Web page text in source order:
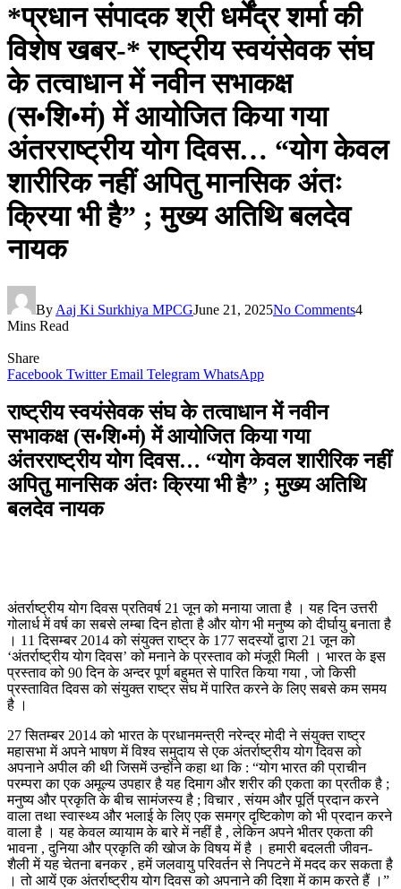
*प्रधान संपादक श्री धर्मेंद्र शर्मा की
विशेष खबर-* राष्ट्रीय स्वयंसेवक संघ
के तत्वाधान में नवीन सभाकक्ष
(स•शि•मं) में आयोजित किया गया
अंतरराष्ट्रीय योग दिवस… “योग केवल
शारीरिक नहीं अपितु मानसिक अंतः
क्रिया भी है” ; मुख्य अतिथि बलदेव
नायक
By Aaj Ki Surkhiya MPCGJune 21, 2025No Comments4
Mins Read
Share
Facebook Twitter Email Telegram WhatsApp
राष्ट्रीय स्वयंसेवक संघ के तत्वाधान में नवीन
सभाकक्ष (स•शि•मं) में आयोजित किया गया
अंतरराष्ट्रीय योग दिवस… “योग केवल शारीरिक नहीं
अपितु मानसिक अंतः क्रिया भी है” ; मुख्य अतिथि
बलदेव नायक
अंतर्राष्ट्रीय योग दिवस प्रतिवर्ष 21 जून को मनाया जाता है । यह दिन उत्तरी
गोलार्ध में वर्ष का सबसे लम्बा दिन होता है और योग भी मनुष्य को दीर्घायु बनाता है
। 11 दिसम्बर 2014 को संयुक्त राष्ट्र के 177 सदस्यों द्वारा 21 जून को
‘अंतर्राष्ट्रीय योग दिवस’ को मनाने के प्रस्ताव को मंजूरी मिली । भारत के इस
प्रस्ताव को 90 दिन के अन्दर पूर्ण बहुमत से पारित किया गया , जो किसी
प्रस्तावित दिवस को संयुक्त राष्ट्र संघ में पारित करने के लिए सबसे कम समय
है ।
27 सितम्बर 2014 को भारत के प्रधानमन्त्री नरेन्द्र मोदी ने संयुक्त राष्ट्र
महासभा में अपने भाषण में विश्व समुदाय से एक अंतर्राष्ट्रीय योग दिवस को
अपनाने अपील की थी जिसमें उन्होंने कहा था कि : “योग भारत की प्राचीन
परम्परा का एक अमूल्य उपहार है यह दिमाग और शरीर की एकता का प्रतीक है ;
मनुष्य और प्रकृति के बीच सामंजस्य है ; विचार , संयम और पूर्ति प्रदान करने
वाला तथा स्वास्थ्य और भलाई के लिए एक समग्र दृष्टिकोण को भी प्रदान करने
वाला है । यह केवल व्यायाम के बारे में नहीं है , लेकिन अपने भीतर एकता की
भावना , दुनिया और प्रकृति की खोज के विषय में है । हमारी बदलती जीवन-
शैली में यह चेतना बनकर , हमें जलवायु परिवर्तन से निपटने में मदद कर सकता है
। तो आयें एक अंतर्राष्ट्रीय योग दिवस को अपनाने की दिशा में काम करते हैं ।”